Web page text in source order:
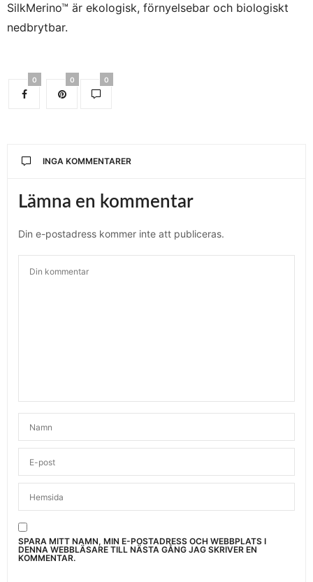
SilkMerino™ är ekologisk, förnyelsebar och biologiskt
nedbrytbar.
0 0 0
INGA KOMMENTARER
Lämna en kommentar
Din e-postadress kommer inte att publiceras.
SPARA MITT NAMN, MIN E-POSTADRESS OCH WEBBPLATS I
DENNA WEBBLÄSARE TILL NÄSTA GÅNG JAG SKRIVER EN
KOMMENTAR.